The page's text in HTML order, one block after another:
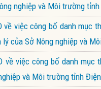
nghiệp và Môi trường
về việc công bố danh
của Sở Nông nghiệp và
về việc công bố danh
và Môi trường tỉnh